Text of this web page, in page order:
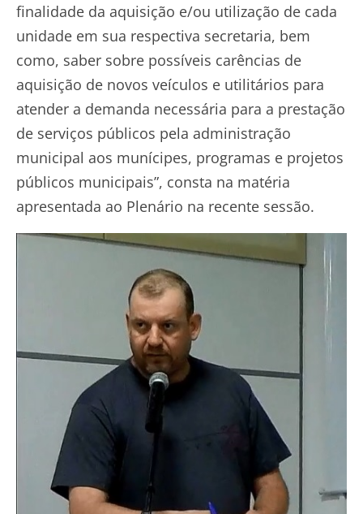
finalidade da aquisição e/ou utilização de cada
unidade em sua respectiva secretaria, bem
como, saber sobre possíveis carências de
aquisição de novos veículos e utilitários para
atender a demanda necessária para a prestação
de serviços públicos pela administração
municipal aos munícipes, programas e projetos
públicos municipais”, consta na matéria
apresentada ao Plenário na recente sessão.